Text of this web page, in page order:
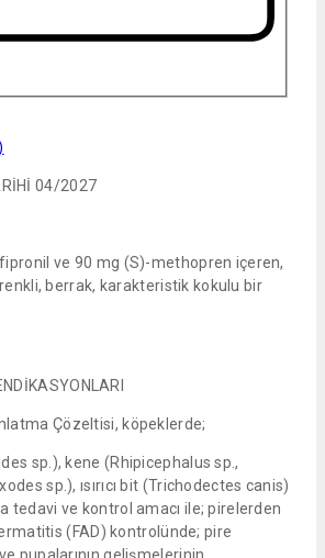
04/2027
fipronil ve 90 mg (S)-methopren içeren,
renkli, berrak, karakteristik kokulu bir
Çözeltisi, köpeklerde;
sp.), kene (Rhipicephalus sp.,
sp.), ısırıcı bit (Trichodectes canis)
tedavi ve kontrol amacı ile; pirelerden
(FAD) kontrolünde; pire